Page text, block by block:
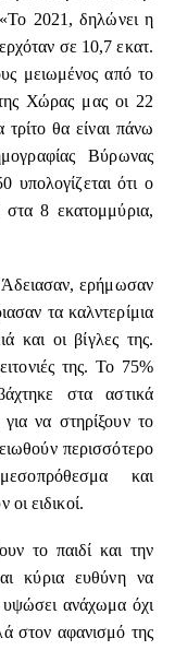
2021, δηλώνει η
σε 10,7 εκατ.
μειωμένος από το
Χώρας μας οι 22
θα είναι πάνω
Βύρωνας
υπολογίζεται ότι ο
8 εκατομμύρια,
Άδειασαν, ερήμωσαν
τα καλντερίμια
και οι βίγλες της.
της. Το 75%
στα αστικά
να στηρίξουν το
περισσότερο
και
ειδικοί.
το παιδί και την
κύρια ευθύνη να
ανάχωμα όχι
στον αφανισμό της